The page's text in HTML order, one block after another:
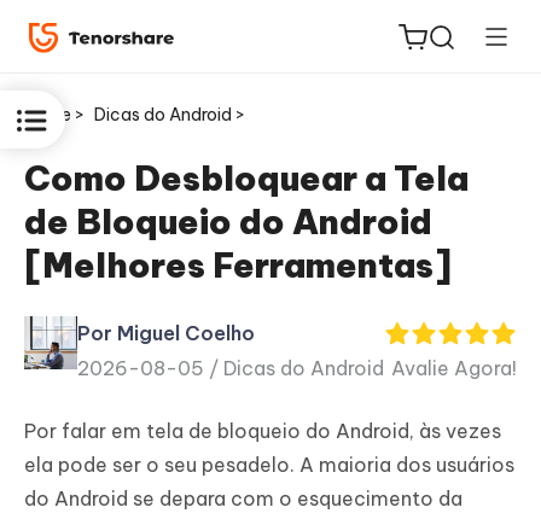
ReiBoot
for iOS
PDNob
PDF
Novo
iAnyGo
Home > Dicas do Android >
Como Desbloquear a Tela
de Bloqueio do Android
[Melhores Ferramentas]
Por Miguel Coelho
2026-08-05 / Dicas do Android Avalie Agora!
Por falar em tela de bloqueio do Android, às vezes
ela pode ser o seu pesadelo. A maioria dos usuários
do Android se depara com o esquecimento da